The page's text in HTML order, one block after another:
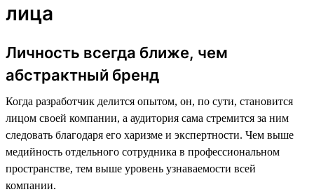
лица
Личность всегда ближе, чем
абстрактный бренд
Когда разработчик делится опытом, он, по сути, становится
лицом своей компании, а аудитория сама стремится за ним
следовать благодаря его харизме и экспертности. Чем выше
медийность отдельного сотрудника в профессиональном
пространстве, тем выше уровень узнаваемости всей
компании.